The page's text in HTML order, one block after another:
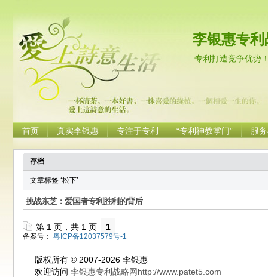
李银惠专利
专利打造竞争优势
首页 真实李银惠 专注于专利 “专利神教掌门” 服
存档
文章标签 ‘松下’
挑战东芝：爱国者专利胜利的背后
第 1 页，共 1 页 1
备案号： 粤ICP备12037579号-1
版权所有 © 2007-2026 李银惠
欢迎访问 李银惠专利战略网http://www.patet5.com